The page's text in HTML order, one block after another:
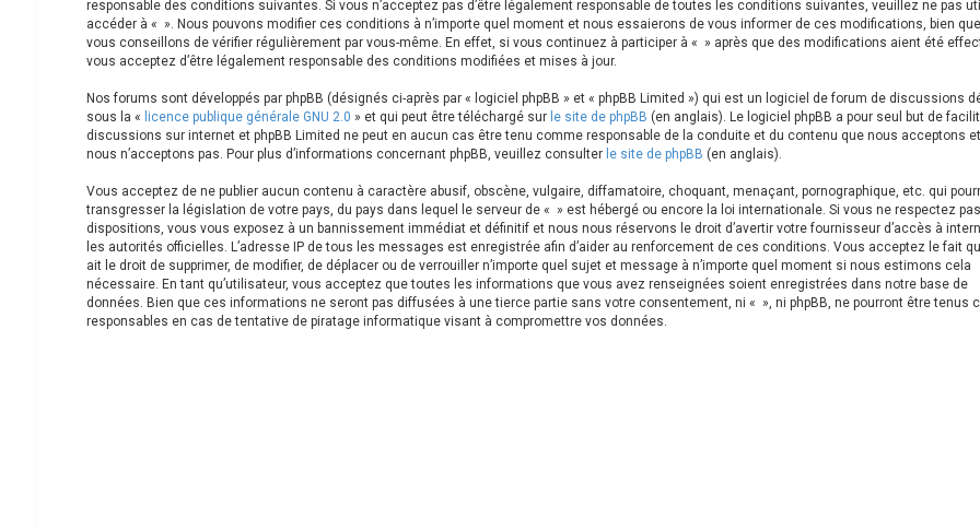
responsable des conditions suivantes. Si vous n’acceptez pas d’être légalement responsable de toutes les conditions suivantes, veuillez ne pas
accéder à « ». Nous pouvons modifier ces conditions à n’importe quel moment et nous essaierons de vous informer de ces modifications, bien
vous conseillons de vérifier régulièrement par vous-même. En effet, si vous continuez à participer à « » après que des modifications aient été
vous acceptez d’être légalement responsable des conditions modifiées et mises à jour.
Nos forums sont développés par phpBB (désignés ci-après par « logiciel phpBB » et « phpBB Limited ») qui est un logiciel de forum de discussions
sous la « licence publique générale GNU 2.0 » et qui peut être téléchargé sur le site de phpBB (en anglais). Le logiciel phpBB a pour seul but de
discussions sur internet et phpBB Limited ne peut en aucun cas être tenu comme responsable de la conduite et du contenu que nous acceptons
nous n’acceptons pas. Pour plus d’informations concernant phpBB, veuillez consulter le site de phpBB (en anglais).
Vous acceptez de ne publier aucun contenu à caractère abusif, obscène, vulgaire, diffamatoire, choquant, menaçant, pornographique, etc. qui
transgresser la législation de votre pays, du pays dans lequel le serveur de « » est hébergé ou encore la loi internationale. Si vous ne respectez
dispositions, vous vous exposez à un bannissement immédiat et définitif et nous nous réservons le droit d’avertir votre fournisseur d’accès à
les autorités officielles. L’adresse IP de tous les messages est enregistrée afin d’aider au renforcement de ces conditions. Vous acceptez le fait
ait le droit de supprimer, de modifier, de déplacer ou de verrouiller n’importe quel sujet et message à n’importe quel moment si nous estimons cela
nécessaire. En tant qu’utilisateur, vous acceptez que toutes les informations que vous avez renseignées soient enregistrées dans notre base de
données. Bien que ces informations ne seront pas diffusées à une tierce partie sans votre consentement, ni « », ni phpBB, ne pourront être tenus
responsables en cas de tentative de piratage informatique visant à compromettre vos données.